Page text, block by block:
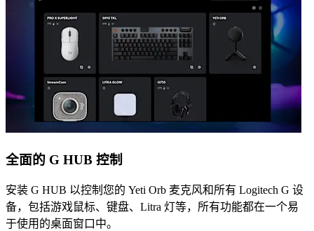
全面的 G HUB 控制
安装 G HUB 以控制您的 Yeti Orb 麦克风和所有 Logitech G 设
备，包括游戏鼠标、键盘、Litra 灯等，所有功能都在一个易
于使用的桌面窗口中。